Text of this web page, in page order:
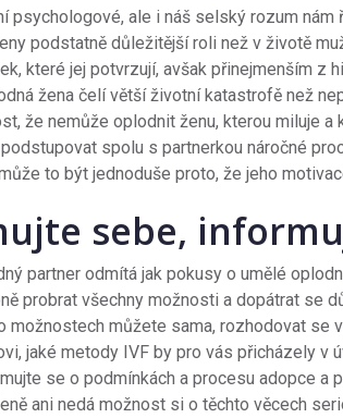
psychologové, ale i náš selský rozum
podstatně důležitější roli než v životě
které jej potvrzují, avšak přinejmenším z
žena čelí větší životní katastrofě než
že nemůže oplodnit ženu, kterou miluje a
spolu s partnerkou náročné
to být jednoduše proto, že jeho
sebe,
partner odmítá jak pokusy o umělé
probrat všechny možnosti a dopátrat se
možnostech můžete sama, rozhodovat se
jaké metody IVF by pro vás přicházely v
se o podmínkách a procesu adopce a
ani nedá možnost si o těchto věcech